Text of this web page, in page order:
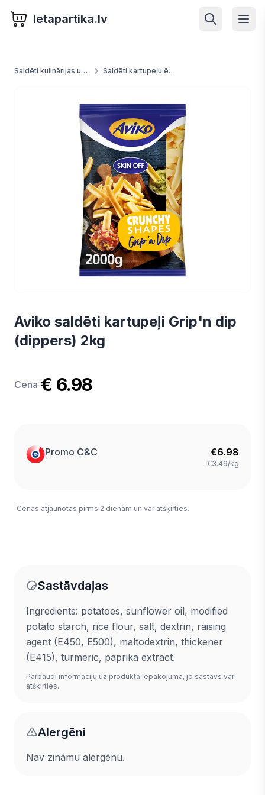
letapartika.lv
Saldēti kulinārijas un konditorejas izstrādājumi Saldēti kartupeļu ēdieni
Aviko saldēti kartupeļi Grip'n dip
(dippers) 2kg
Cena € 6.98
Promo C&C €6.98
€3.49/kg
Cenas atjaunotas pirms 2 dienām un var atšķirties.
Sastāvdaļas
Ingredients: potatoes, sunflower oil, modified
potato starch, rice flour, salt, dextrin, raising
agent (E450, E500), maltodextrin, thickener
(E415), turmeric, paprika extract.
Pārbaudi informāciju uz produkta iepakojuma, jo sastāvs var
atšķirties.
Alergēni
Nav zināmu alergēnu.